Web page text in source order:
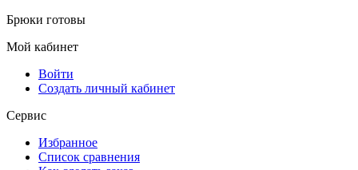
Брюки готовы
Мой кабинет
Войти
Создать личный кабинет
Сервис
Избранное
Список сравнения